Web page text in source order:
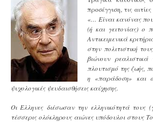
προσέγγιση, τις
«… Είναι κανόνας
(ή και γειτονίας) ο
Αντικειμενικά
στην πολιτιστική
βιώνουν
πλουτισμό της ζωής,
η «παράδοση» και ο
ψυχολογικές ψευδαισθήσεις καύχησης.
Oι Eλληνες διέσωσαν την ελληνικότητά τους
τέσσερις ολόκληρους αιώνες υπόδουλοι στους